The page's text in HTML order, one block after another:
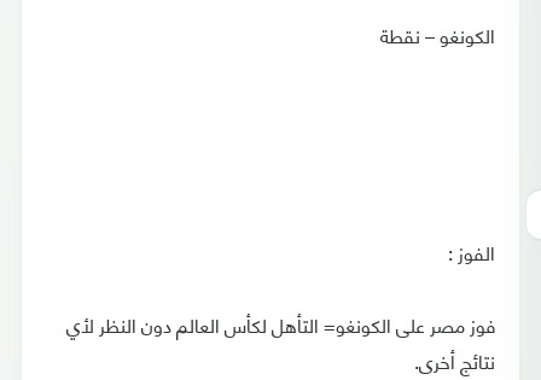
الكونغو – نقطة
الفوز :
فوز مصر على الكونغو= التأهل لكأس العالم دون النظر لأي
نتائج أخرى.